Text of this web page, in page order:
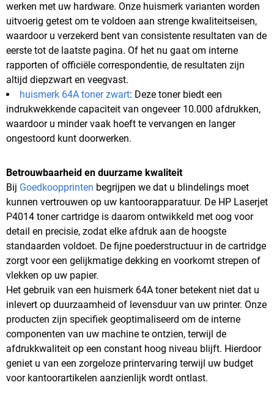
werken met uw hardware. Onze huismerk varianten worden
uitvoerig getest om te voldoen aan strenge kwaliteitseisen,
waardoor u verzekerd bent van consistente resultaten van de
eerste tot de laatste pagina. Of het nu gaat om interne
rapporten of officiële correspondentie, de resultaten zijn
altijd diepzwart en veegvast.
huismerk 64A toner zwart: Deze toner biedt een
indrukwekkende capaciteit van ongeveer 10.000 afdrukken,
waardoor u minder vaak hoeft te vervangen en langer
ongestoord kunt doorwerken.
Betrouwbaarheid en duurzame kwaliteit
Bij Goedkoopprinten begrijpen we dat u blindelings moet
kunnen vertrouwen op uw kantoorapparatuur. De HP Laserjet
P4014 toner cartridge is daarom ontwikkeld met oog voor
detail en precisie, zodat elke afdruk aan de hoogste
standaarden voldoet. De fijne poederstructuur in de cartridge
zorgt voor een gelijkmatige dekking en voorkomt strepen of
vlekken op uw papier.
Het gebruik van een huismerk 64A toner betekent niet dat u
inlevert op duurzaamheid of levensduur van uw printer. Onze
producten zijn specifiek geoptimaliseerd om de interne
componenten van uw machine te ontzien, terwijl de
afdrukkwaliteit op een constant hoog niveau blijft. Hierdoor
geniet u van een zorgeloze printervaring terwijl uw budget
voor kantoorartikelen aanzienlijk wordt ontlast.